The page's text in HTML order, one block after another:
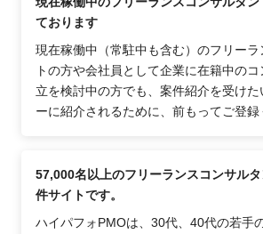
ております
現在稼働中（常駐中も含む）のフリー
トの方や会社員として企業に在籍中の
立を検討中の方でも、案件紹介を受けた
ーに紹介されるために、前もってご登録
57,000名以上のフリーランスコンサル
件サイトです。
ハイパフォPMOは、30代、40代の若手